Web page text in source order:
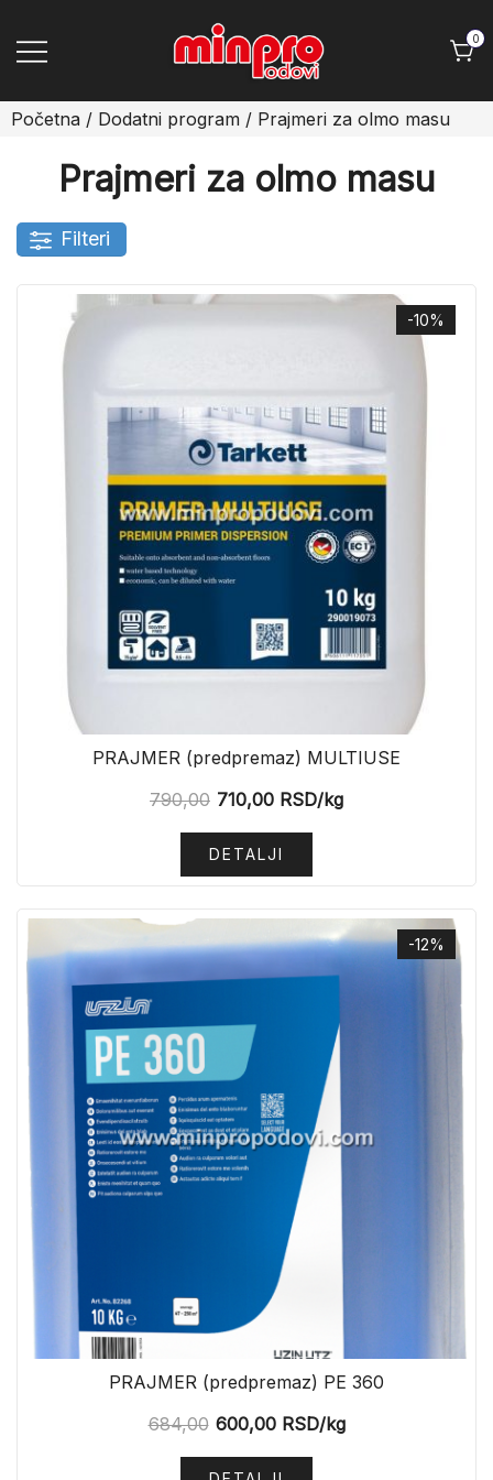
Minpro podovi
0
Početna / Dodatni program / Prajmeri za olmo masu
Prajmeri za olmo masu
Filteri
-10%
PRAJMER (predpremaz) MULTIUSE
790,00 710,00 RSD/kg
DETALJI
-12%
PRAJMER (predpremaz) PE 360
684,00 600,00RSD/kg